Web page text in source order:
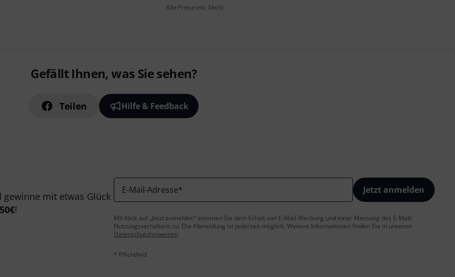
Alle Preise inkl. MwSt.
Gefällt Ihnen, was Sie sehen?
Teilen Hilfe & Feedback
mit etwas Glück
50€!
E-Mail-Adresse* Jetzt anmelden
Mit Klick auf „Jetzt anmelden“ stimmen Sie dem Erhalt von E-Mail-Werbung und einer Messung des E-Mail-
Nutzungsverhaltens zu. Die Abmeldung ist jederzeit möglich. Weitere Informationen finden Sie in unseren
Datenschutzhinweisen.
* Pflichtfeld